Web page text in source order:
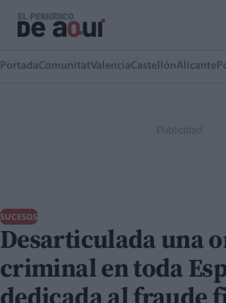
PortadaComunitatValenciaCastellónAlicante
SUCESOS
Desarticulada una
criminal en toda